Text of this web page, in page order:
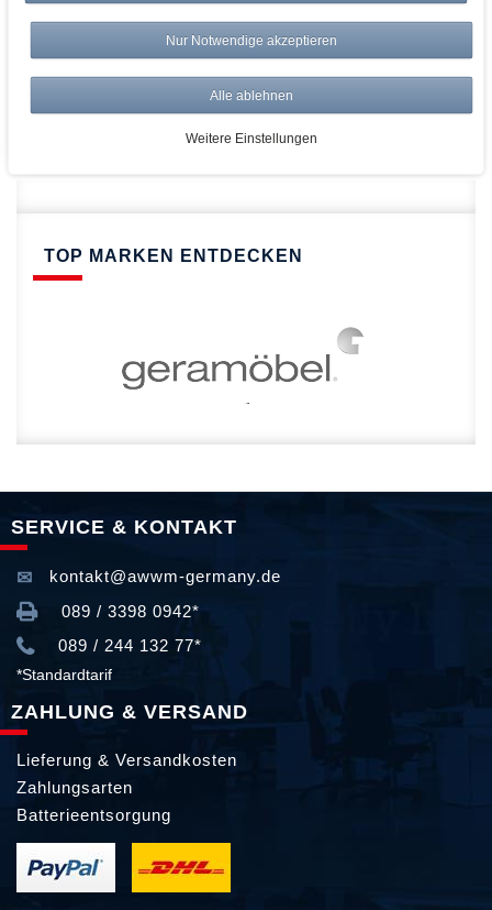
Versandkostenfrei ab 150€
Risikolos: 14 Tage Rückgabe
Über 20.000 Artikel
Schnelle Lieferung
TOP MARKEN ENTDECKEN
SERVICE & KONTAKT
kontakt@awwm-germany.de
089 / 3398 0942*
089 / 244 132 77*
*Standardtarif
ZAHLUNG & VERSAND
Lieferung & Versandkosten
Zahlungsarten
Batterieentsorgung
Nur Notwendige akzeptieren
Alle ablehnen
Weitere Einstellungen